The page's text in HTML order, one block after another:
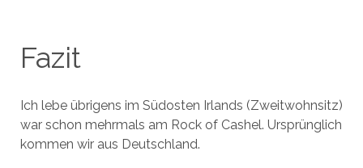
Fazit
Ich lebe übrigens im Südosten Irlands (Zweitwohnsitz)
war schon mehrmals am Rock of Cashel. Ursprünglich
kommen wir aus Deutschland.